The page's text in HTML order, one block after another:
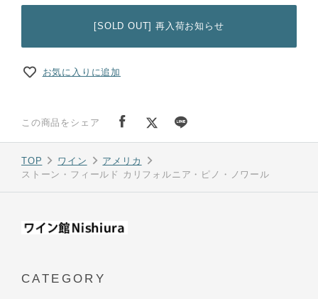
[SOLD OUT] 再入荷お知らせ
お気に入りに追加
この商品をシェア
TOP ワイン
アメリカ
ストーン・フィールド カリフォルニア・ピノ・ノワール
CATEGORY